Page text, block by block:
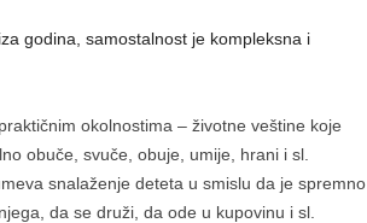
godina, samostalnost je kompleksna i
okolnostima – životne veštine koje
obuče, svuče, obuje, umije, hrani i sl.
snalaženje deteta u smislu da je spremno
da se druži, da ode u kupovinu i sl.